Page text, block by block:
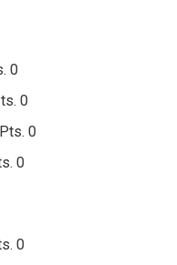
0
0
0
0
0